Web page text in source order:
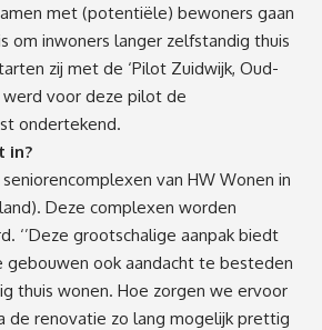
met (potentiële) bewoners gaan
om inwoners langer zelfstandig thuis
zij met de ‘Pilot Zuidwijk, Oud-
werd voor deze pilot de
ondertekend.
in?
van HW Wonen in
Deze complexen worden
‘’Deze grootschalige aanpak biedt
gebouwen ook aandacht te besteden
thuis wonen. Hoe zorgen we ervoor
de renovatie zo lang mogelijk prettig